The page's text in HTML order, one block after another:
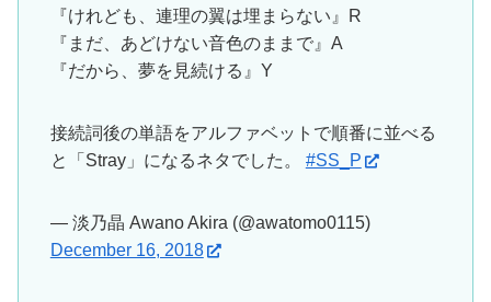
『けれども、連理の翼は埋まらない』R
『まだ、あどけない音色のままで』A
『だから、夢を見続ける』Y
接続詞後の単語をアルファベットで順番に並べる
と「Stray」になるネタでした。 #SS_P
— 淡乃晶 Awano Akira (@awatomo0115)
December 16, 2018